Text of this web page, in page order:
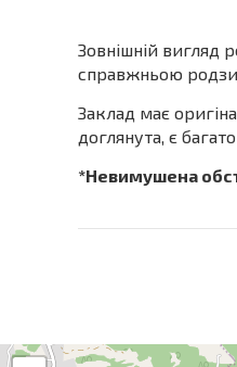
Зовнішній вигляд
справжньою
Заклад має
доглянута, є
*Невимушена